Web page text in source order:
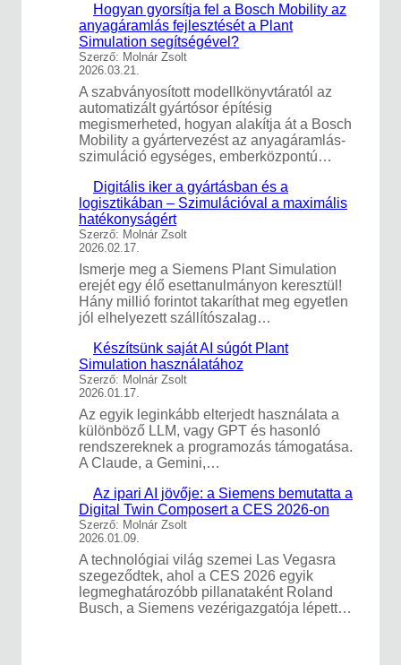
Hogyan gyorsítja fel a Bosch Mobility az
anyagáramlás fejlesztését a Plant
Simulation segítségével?
Szerző: Molnár Zsolt
2026.03.21.
A szabványosított modellkönyvtáratól az
automatizált gyártósor építésig
megismerheted, hogyan alakítja át a Bosch
Mobility a gyártervezést az anyagáramlás-
szimuláció egységes, emberközpontú…
Digitális iker a gyártásban és a
logisztikában – Szimulációval a maximális
hatékonyságért
Szerző: Molnár Zsolt
2026.02.17.
Ismerje meg a Siemens Plant Simulation
erejét egy élő esettanulmányon keresztül!
Hány millió forintot takaríthat meg egyetlen
jól elhelyezett szállítószalag…
Készítsünk saját AI súgót Plant
Simulation használatához
Szerző: Molnár Zsolt
2026.01.17.
Az egyik leginkább elterjedt használata a
különböző LLM, vagy GPT és hasonló
rendszereknek a programozás támogatása.
A Claude, a Gemini,…
Az ipari AI jövője: a Siemens bemutatta a
Digital Twin Composert a CES 2026-on
Szerző: Molnár Zsolt
2026.01.09.
A technológiai világ szemei Las Vegasra
szegeződtek, ahol a CES 2026 egyik
legmeghatározóbb pillanataként Roland
Busch, a Siemens vezérigazgatója lépett…